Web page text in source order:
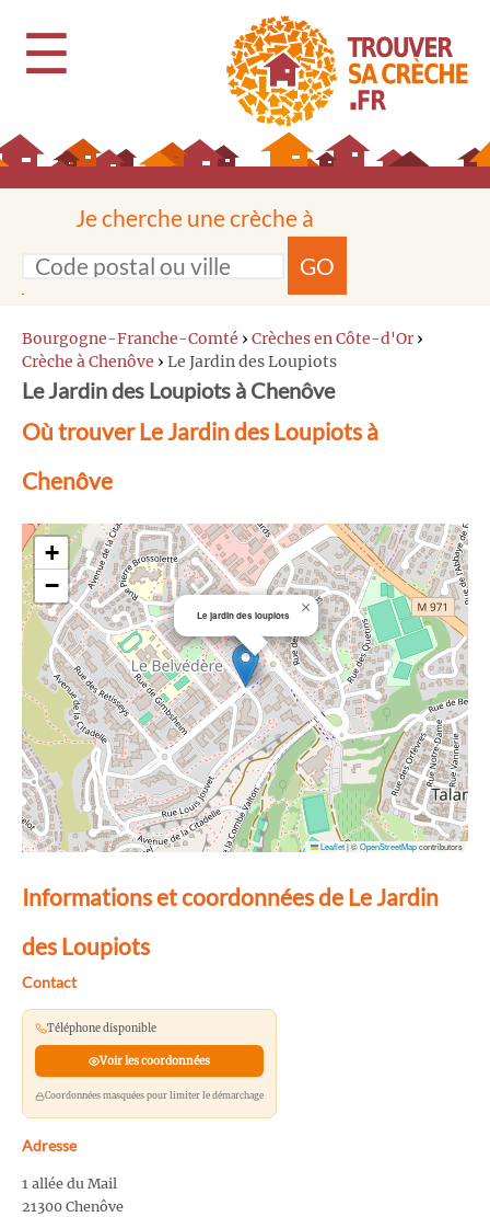
☰
Je cherche une crèche à
GO
Bourgogne-Franche-Comté › Crèches en Côte-d'Or ›
Crèche à Chenôve › Le Jardin des Loupiots
Le Jardin des Loupiots à Chenôve
Où trouver Le Jardin des Loupiots à
Chenôve
Le jardin des loupiots ×
+
−
Leaflet|©OpenStreetMapcontributors
Informations et coordonnées de Le Jardin
des Loupiots
Contact
Téléphone disponible
Voir les coordonnées
Coordonnées masquées pour limiter le démarchage
Adresse
1 allée du Mail
21300 Chenôve